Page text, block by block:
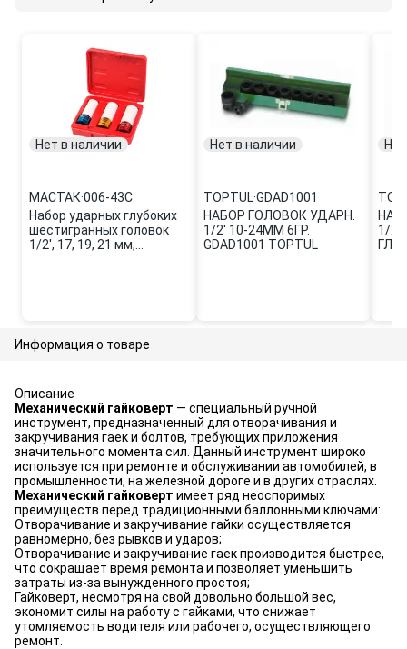
Нет в наличии
МАСТАК·006-43C
Набор ударных глубоких
шестигранных головок
1/2', 17, 19, 21 мм,
Нет в наличии
TOPTUL·GDAD1001
НАБОР ГОЛОВОК УДАРН.
1/2' 10-24ММ 6ГР.
GDAD1001 TOPTUL
1/2'
Информация о товаре
Описание
Механический гайковерт — специальный ручной
инструмент, предназначенный для отворачивания и
закручивания гаек и болтов, требующих приложения
значительного момента сил. Данный инструмент широко
используется при ремонте и обслуживании автомобилей, в
промышленности, на железной дороге и в других отраслях.
Механический гайковерт имеет ряд неоспоримых
преимуществ перед традиционными баллонными ключами:
Отворачивание и закручивание гайки осуществляется
равномерно, без рывков и ударов;
Отворачивание и закручивание гаек производится быстрее,
что сокращает время ремонта и позволяет уменьшить
затраты из-за вынужденного простоя;
Гайковерт, несмотря на свой довольно большой вес,
экономит силы на работу с гайками, что снижает
утомляемость водителя или рабочего, осуществляющего
ремонт.